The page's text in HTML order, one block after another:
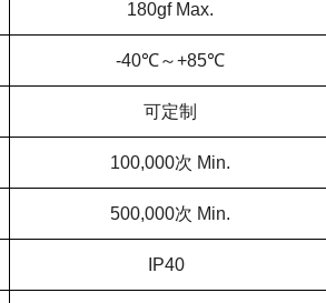
180gf Max.
-40℃～+85℃
可定制
100,000次 Min.
500,000次 Min.
IP40